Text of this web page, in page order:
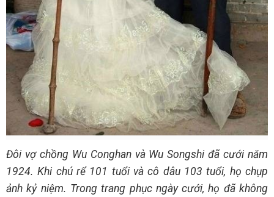
Đôi vợ chồng Wu Conghan và Wu Songshi đã cưới năm
1924. Khi chú rể 101 tuổi và cô dâu 103 tuổi, họ chụp
ảnh kỷ niệm. Trong trang phục ngày cưới, họ đã không